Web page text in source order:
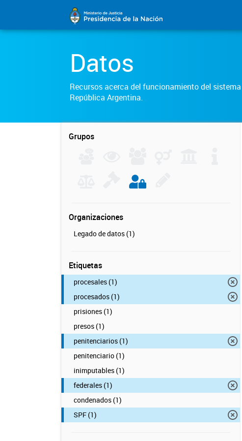
Datos
Recursos acerca del funcionamiento del
República Argentina.
Grupos
Organizaciones
Legado de datos (1)
Etiquetas
procesales (1)
procesados (1)
prisiones (1)
presos (1)
penitenciarios (1)
penitenciario (1)
inimputables (1)
federales (1)
condenados (1)
SPF (1)